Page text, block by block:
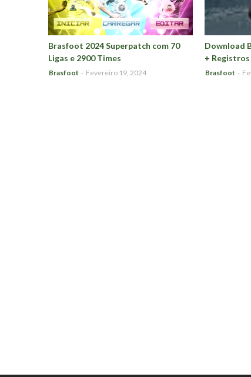
Brasfoot 2024 Superpatch com 70
Ligas e 2900 Times
Brasfoot - Fevereiro 19, 2024
Download
+ Registros
Brasfoot -